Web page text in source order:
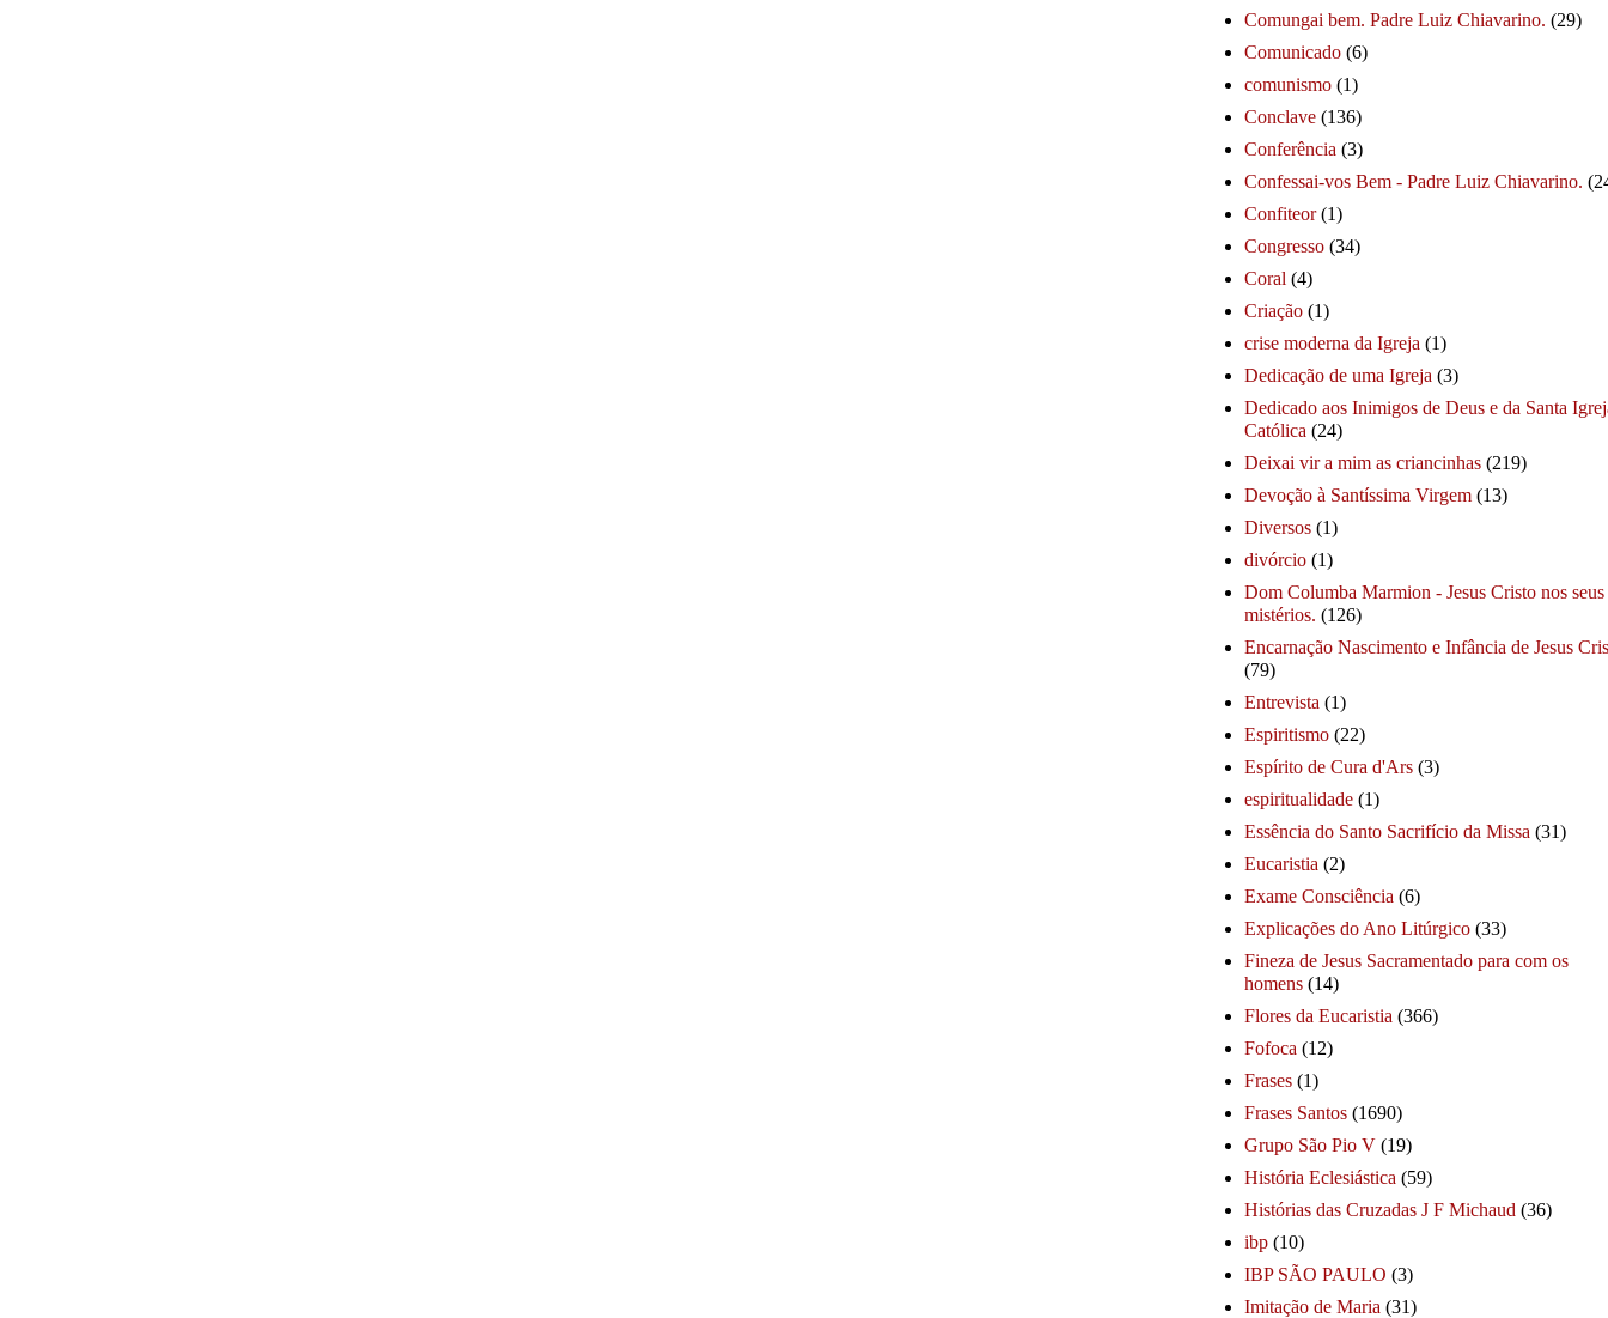
Comungai bem. Padre Luiz Chiavarino. (29)
Comunicado (6)
comunismo (1)
Conclave (136)
Conferência (3)
Confessai-vos Bem - Padre Luiz Chiavarino.
Confiteor (1)
Congresso (34)
Coral (4)
Criação (1)
crise moderna da Igreja (1)
Dedicação de uma Igreja (3)
Dedicado aos Inimigos de Deus e da Santa
Católica (24)
Deixai vir a mim as criancinhas (219)
Devoção à Santíssima Virgem (13)
Diversos (1)
divórcio (1)
Dom Columba Marmion - Jesus Cristo nos seus
mistérios. (126)
Encarnação Nascimento e Infância de Jesus
(79)
Entrevista (1)
Espiritismo (22)
Espírito de Cura d'Ars (3)
espiritualidade (1)
Essência do Santo Sacrifício da Missa (31)
Eucaristia (2)
Exame Consciência (6)
Explicações do Ano Litúrgico (33)
Fineza de Jesus Sacramentado para com os
homens (14)
Flores da Eucaristia (366)
Fofoca (12)
Frases (1)
Frases Santos (1690)
Grupo São Pio V (19)
História Eclesiástica (59)
Histórias das Cruzadas J F Michaud (36)
ibp (10)
IBP SÃO PAULO (3)
Imitação de Maria (31)